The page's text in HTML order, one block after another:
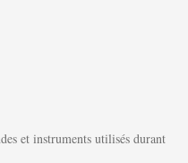
et instruments utilisés durant